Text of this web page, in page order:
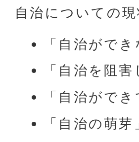
自治についての
「自治ができ
「自治を阻
「自治がで
「自治の萌芽